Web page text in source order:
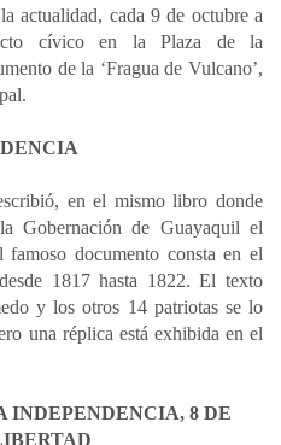
actualidad, cada 9 de octubre a
cívico en la Plaza de la
de la ‘Fragua de Vulcano’,
en el mismo libro donde
Gobernación de Guayaquil el
famoso documento consta en el
1817 hasta 1822. El texto
y los otros 14 patriotas se lo
una réplica está exhibida en el
INDEPENDENCIA, 8 DE